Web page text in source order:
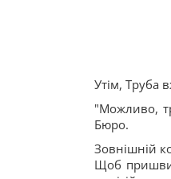
Утім, Труба
"Можливо,
Бюро.
Зовнішній
Щоб